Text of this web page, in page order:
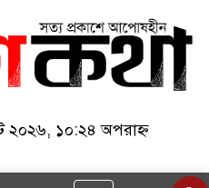
২০২৬, ১০:২৪ অপরাহ্ন